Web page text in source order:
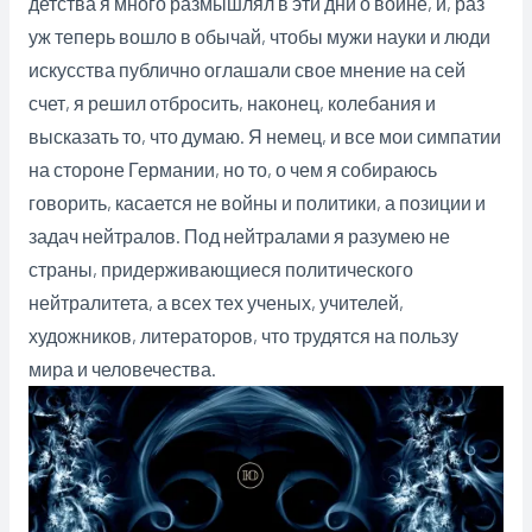
уж теперь вошло в обычай, чтобы мужи науки и люди
искусства публично оглашали свое мнение на сей
счет, я решил отбросить, наконец, колебания и
высказать то, что думаю. Я немец, и все мои симпатии
на стороне Германии, но то, о чем я собираюсь
говорить, касается не войны и политики, а позиции и
задач нейтралов. Под нейтралами я разумею не
страны, придерживающиеся политического
нейтралитета, а всех тех ученых, учителей,
художников, литераторов, что трудятся на пользу
мира и человечества.